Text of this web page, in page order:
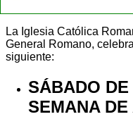
La Iglesia Católica
General Romano,
siguiente:
SÁBADO
SEMANA